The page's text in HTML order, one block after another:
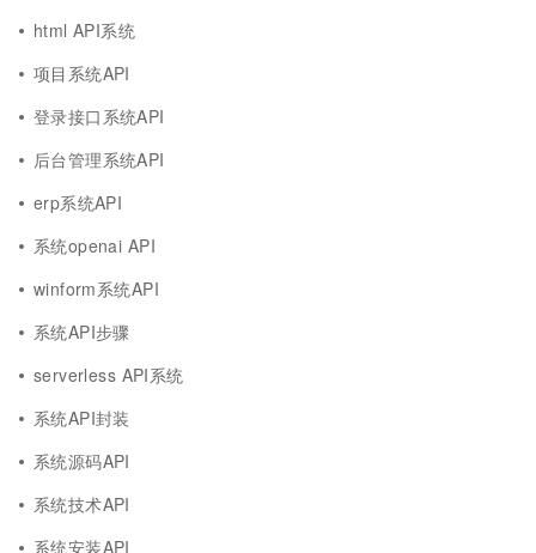
html API系统
项目系统API
登录接口系统API
后台管理系统API
erp系统API
系统openai API
winform系统API
系统API步骤
serverless API系统
系统API封装
系统源码API
系统技术API
系统安装API